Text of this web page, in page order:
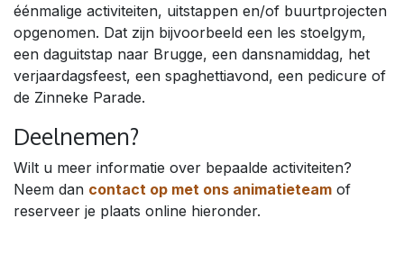
éénmalige activiteiten, uitstappen en/of buurtprojecten
opgenomen. Dat zijn bijvoorbeeld een les stoelgym,
een daguitstap naar Brugge, een dansnamiddag, het
verjaardagsfeest, een spaghettiavond, een pedicure of
de Zinneke Parade.
Deelnemen?
Wilt u meer informatie over bepaalde activiteiten?
Neem dan contact op met ons animatieteam of
reserveer je plaats online hieronder.